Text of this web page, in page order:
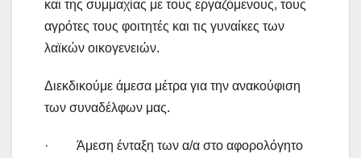
και της συμμαχίας με τους εργαζόμενους, τους
αγρότες τους φοιτητές και τις γυναίκες των
λαϊκών οικογενειών.
Διεκδικούμε άμεσα μέτρα για την ανακούφιση
των συναδέλφων μας.
· Άμεση ένταξη των α/α στο αφορολόγητο